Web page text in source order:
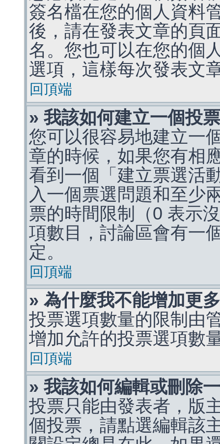
簽名檔在您的個人資料
後，請在發表文章的頁
名。您也可以在您的個
選項，這樣每次發表文
回頂端
» 我該如何建立一個投
您可以很容易地建立一
章的時候，如果您有相
看到一個「建立票選活
入一個票選問題和至少
票的時間限制（0 表示
項數目，討論區會有一
定。
回頂端
» 為什麼我不能增加更
投票選項數量的限制由
增加允許的投票選項數
回頂端
» 我該如何編輯或刪除
投票只能由發表者，版
個投票，請點選編輯該